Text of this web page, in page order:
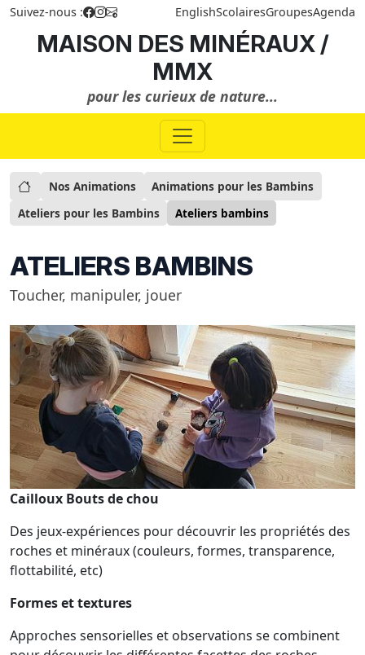
Suivez-nous : EnglishScolairesGroupesAgenda
MAISON DES MINÉRAUX /
MMX
pour les curieux de nature...
Nos Animations
Animations pour les Bambins
Ateliers pour les Bambins
Ateliers bambins
ATELIERS BAMBINS
Toucher, manipuler, jouer
Cailloux Bouts de chou
Des jeux-expériences pour découvrir les propriétés des
roches et minéraux (couleurs, formes, transparence,
flottabilité, etc)
Formes et textures
Approches sensorielles et observations se combinent